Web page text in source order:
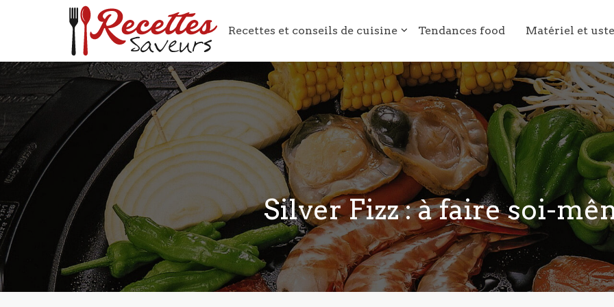
Recettes et conseils de cuisine Tendances food Matériel et
Silver Fizz : à faire soi-